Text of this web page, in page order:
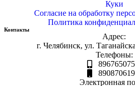
Куки
Согласие на обработку
Политика
Контакты
Адрес:
г. Челябинск, ул.
Телефоны:
Электронная